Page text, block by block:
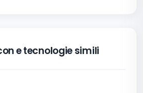
e tecnologie simili